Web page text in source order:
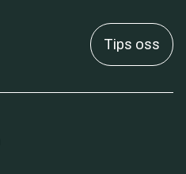
Tips oss